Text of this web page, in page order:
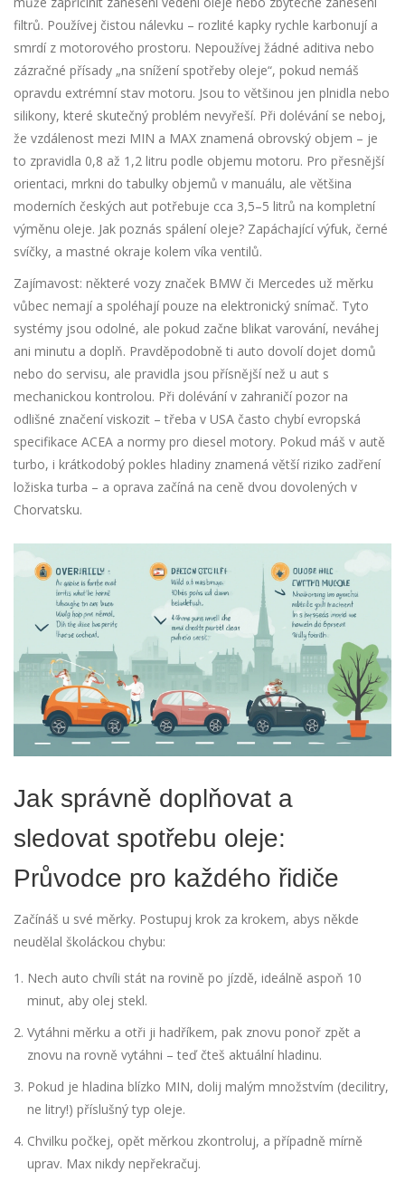
filtrů. Používej čistou nálevku – rozlité kapky rychle karbonují a
smrdí z motorového prostoru. Nepoužívej žádné aditiva nebo
zázračné přísady „na snížení spotřeby oleje“, pokud nemáš
opravdu extrémní stav motoru. Jsou to většinou jen plnidla nebo
silikony, které skutečný problém nevyřeší. Při dolévání se neboj,
že vzdálenost mezi MIN a MAX znamená obrovský objem – je
to zpravidla 0,8 až 1,2 litru podle objemu motoru. Pro přesnější
orientaci, mrkni do tabulky objemů v manuálu, ale většina
moderních českých aut potřebuje cca 3,5–5 litrů na kompletní
výměnu oleje. Jak poznás spálení oleje? Zapáchající výfuk, černé
svíčky, a mastné okraje kolem víka ventilů.
Zajímavost: některé vozy značek BMW či Mercedes už měrku
vůbec nemají a spoléhají pouze na elektronický snímač. Tyto
systémy jsou odolné, ale pokud začne blikat varování, neváhej
ani minutu a doplň. Pravděpodobně ti auto dovolí dojet domů
nebo do servisu, ale pravidla jsou přísnější než u aut s
mechanickou kontrolou. Při dolévání v zahraničí pozor na
odlišné značení viskozit – třeba v USA často chybí evropská
specifikace ACEA a normy pro diesel motory. Pokud máš v autě
turbo, i krátkodobý pokles hladiny znamená větší riziko zadření
ložiska turba – a oprava začíná na ceně dvou dovolených v
Chorvatsku.
Jak správně doplňovat a
sledovat spotřebu oleje:
Průvodce pro každého řidiče
Začínáš u své měrky. Postupuj krok za krokem, abys někde
neudělal školáckou chybu:
Nech auto chvíli stát na rovině po jízdě, ideálně aspoň 10
minut, aby olej stekl.
Vytáhni měrku a otři ji hadříkem, pak znovu ponoř zpět a
znovu na rovně vytáhni – teď čteš aktuální hladinu.
Pokud je hladina blízko MIN, dolij malým množstvím (decilitry,
ne litry!) příslušný typ oleje.
Chvilku počkej, opět měrkou zkontroluj, a případně mírně
uprav. Max nikdy nepřekračuj.